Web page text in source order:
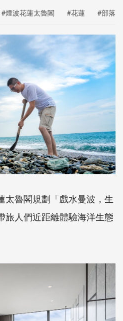
#煙波花蓮太魯閣 #花蓮 #部落
太魯閣規劃「戲水曼波，生
旅人們近距離體驗海洋生態